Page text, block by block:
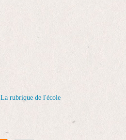
La rubrique de l'école